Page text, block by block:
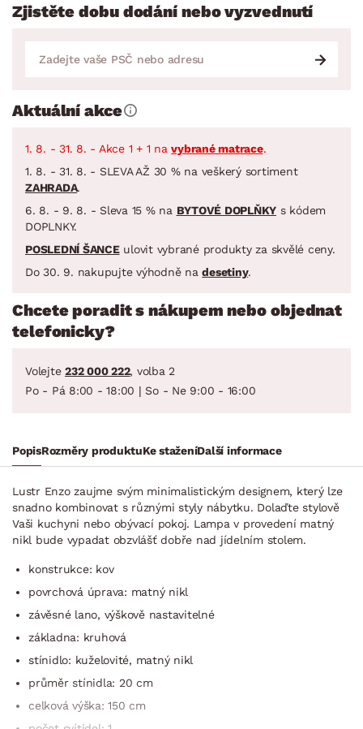
Zjistěte dobu dodání nebo vyzvednutí
Aktuální akce
1. 8. - 31. 8. - Akce 1 + 1 navybrané matrace.
1. 8. - 31. 8. - SLEVA AŽ 30 % na veškerý sortiment
ZAHRADA.
6. 8. - 9. 8. - Sleva 15 % na BYTOVÉ DOPLŇKY s kódem
DOPLNKY.
POSLEDNÍ ŠANCEulovit vybrané produkty za skvělé ceny.
Do 30. 9. nakupujte výhodně nadesetiny.
Chcete poradit s nákupem nebo objednat
telefonicky?
Volejte 232 000 222, volba 2
Po - Pá 8:00 - 18:00 | So - Ne 9:00 - 16:00
PopisRozměry produktuKe staženíDalší informace
Lustr Enzo zaujme svým minimalistickým designem, který lze
snadno kombinovat s různými styly nábytku. Dolaďte stylově
Vaši kuchyni nebo obývací pokoj. Lampa v provedení matný
nikl bude vypadat obzvlášť dobře nad jídelním stolem.
konstrukce: kov
povrchová úprava: matný nikl
závěsné lano, výškově nastavitelné
základna: kruhová
stínidlo: kuželovité, matný nikl
průměr stínidla: 20 cm
celková výška: 150 cm